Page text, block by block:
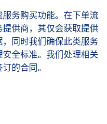
务购买功能。在下单流
供商，其仅会获取提供
同时我们确保此类服务
全标准。我们处理相关
的合同。